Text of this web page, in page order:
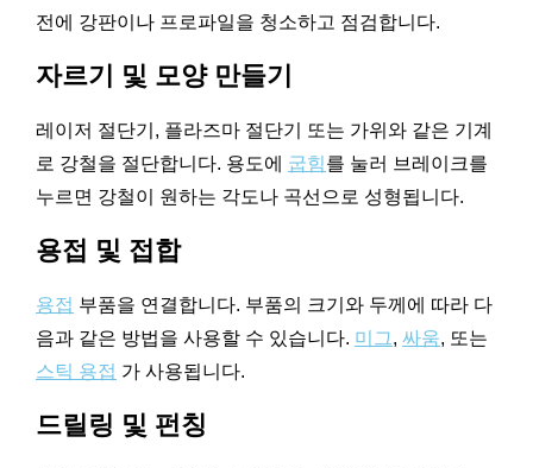
전에 강판이나 프로파일을 청소하고 점검합니다.
자르기 및 모양 만들기
레이저 절단기, 플라즈마 절단기 또는 가위와 같은 기계
로 강철을 절단합니다. 용도에 굽힘를 눌러 브레이크를
누르면 강철이 원하는 각도나 곡선으로 성형됩니다.
용접 및 접합
용접 부품을 연결합니다. 부품의 크기와 두께에 따라 다
음과 같은 방법을 사용할 수 있습니다. 미그, 싸움, 또는
스틱 용접 가 사용됩니다.
드릴링 및 펀칭